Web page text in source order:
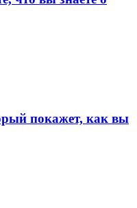
покажет, как вы